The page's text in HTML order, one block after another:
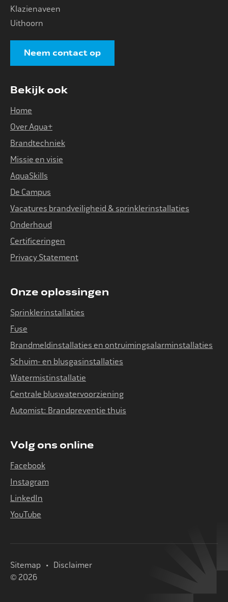
Klazienaveen
Uithoorn
Neem contact op
Bekijk ook
Home
Over Aqua+
Brandtechniek
Missie en visie
AquaSkills
De Campus
Vacatures brandveiligheid & sprinklerinstallaties
Onderhoud
Certificeringen
Privacy Statement
Onze oplossingen
Sprinklerinstallaties
Fuse
Brandmeldinstallaties en ontruimingsalarminstallaties
Schuim- en blusgasinstallaties
Watermistinstallatie
Centrale bluswatervoorziening
Automist: Brandpreventie thuis
Volg ons online
Facebook
Instagram
LinkedIn
YouTube
Sitemap
Disclaimer
© 2026